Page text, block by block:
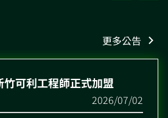
更多公告
竹可利工程師正式加盟
2026/07/02